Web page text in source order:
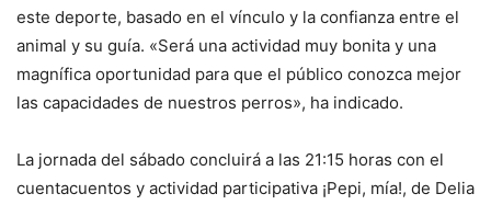
este deporte, basado en el vínculo y la confianza entre el
animal y su guía. «Será una actividad muy bonita y una
magnífica oportunidad para que el público conozca mejor
las capacidades de nuestros perros», ha indicado.
La jornada del sábado concluirá a las 21:15 horas con el
cuentacuentos y actividad participativa ¡Pepi, mía!, de Delia